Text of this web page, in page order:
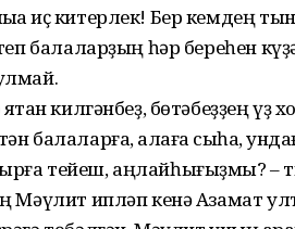
иҫ китерлек! Бер кемдең
балаларҙың һәр береһен
килгәнбеҙ, бөтәбеҙҙең үҙ
балалар­ға, ҡалаға сыҡһаҡ,
тейеш, аңлайһығыҙмы? –
Мәүлит ипләп кенә Азамат